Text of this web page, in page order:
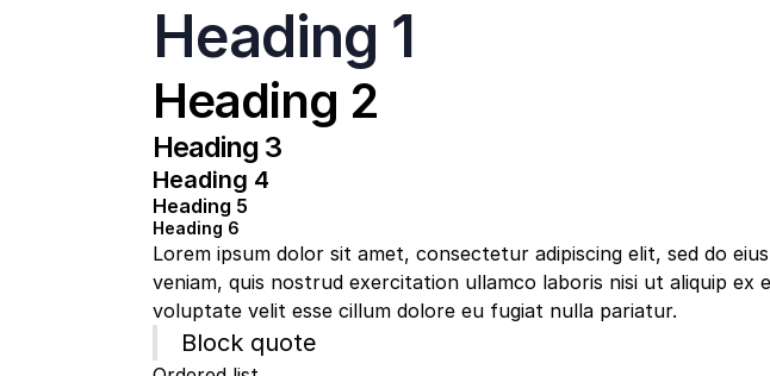
Heading 1
Heading 2
Heading 3
Heading 4
Heading 5
Heading 6
Lorem ipsum dolor sit amet, consectetur adipiscing elit, sed do
veniam, quis nostrud exercitation ullamco laboris nisi ut aliquip
voluptate velit esse cillum dolore eu fugiat nulla pariatur.
Block quote